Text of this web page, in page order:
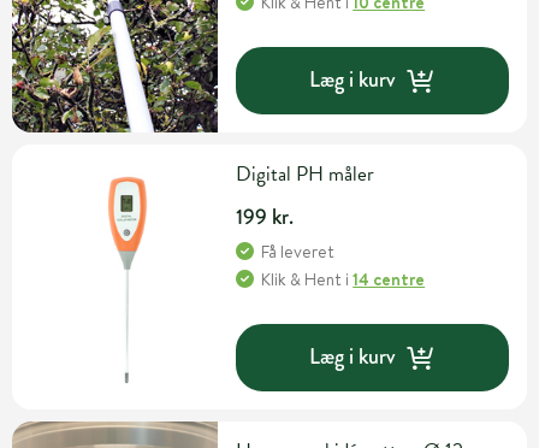
Læg i kurv
Digital PH måler
199 kr.
Få leveret
Klik & Hent i14 centre
Læg i kurv